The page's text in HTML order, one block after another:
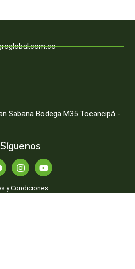
Sabana Bodega M35 Tocancipá -
Síguenos
y Condiciones